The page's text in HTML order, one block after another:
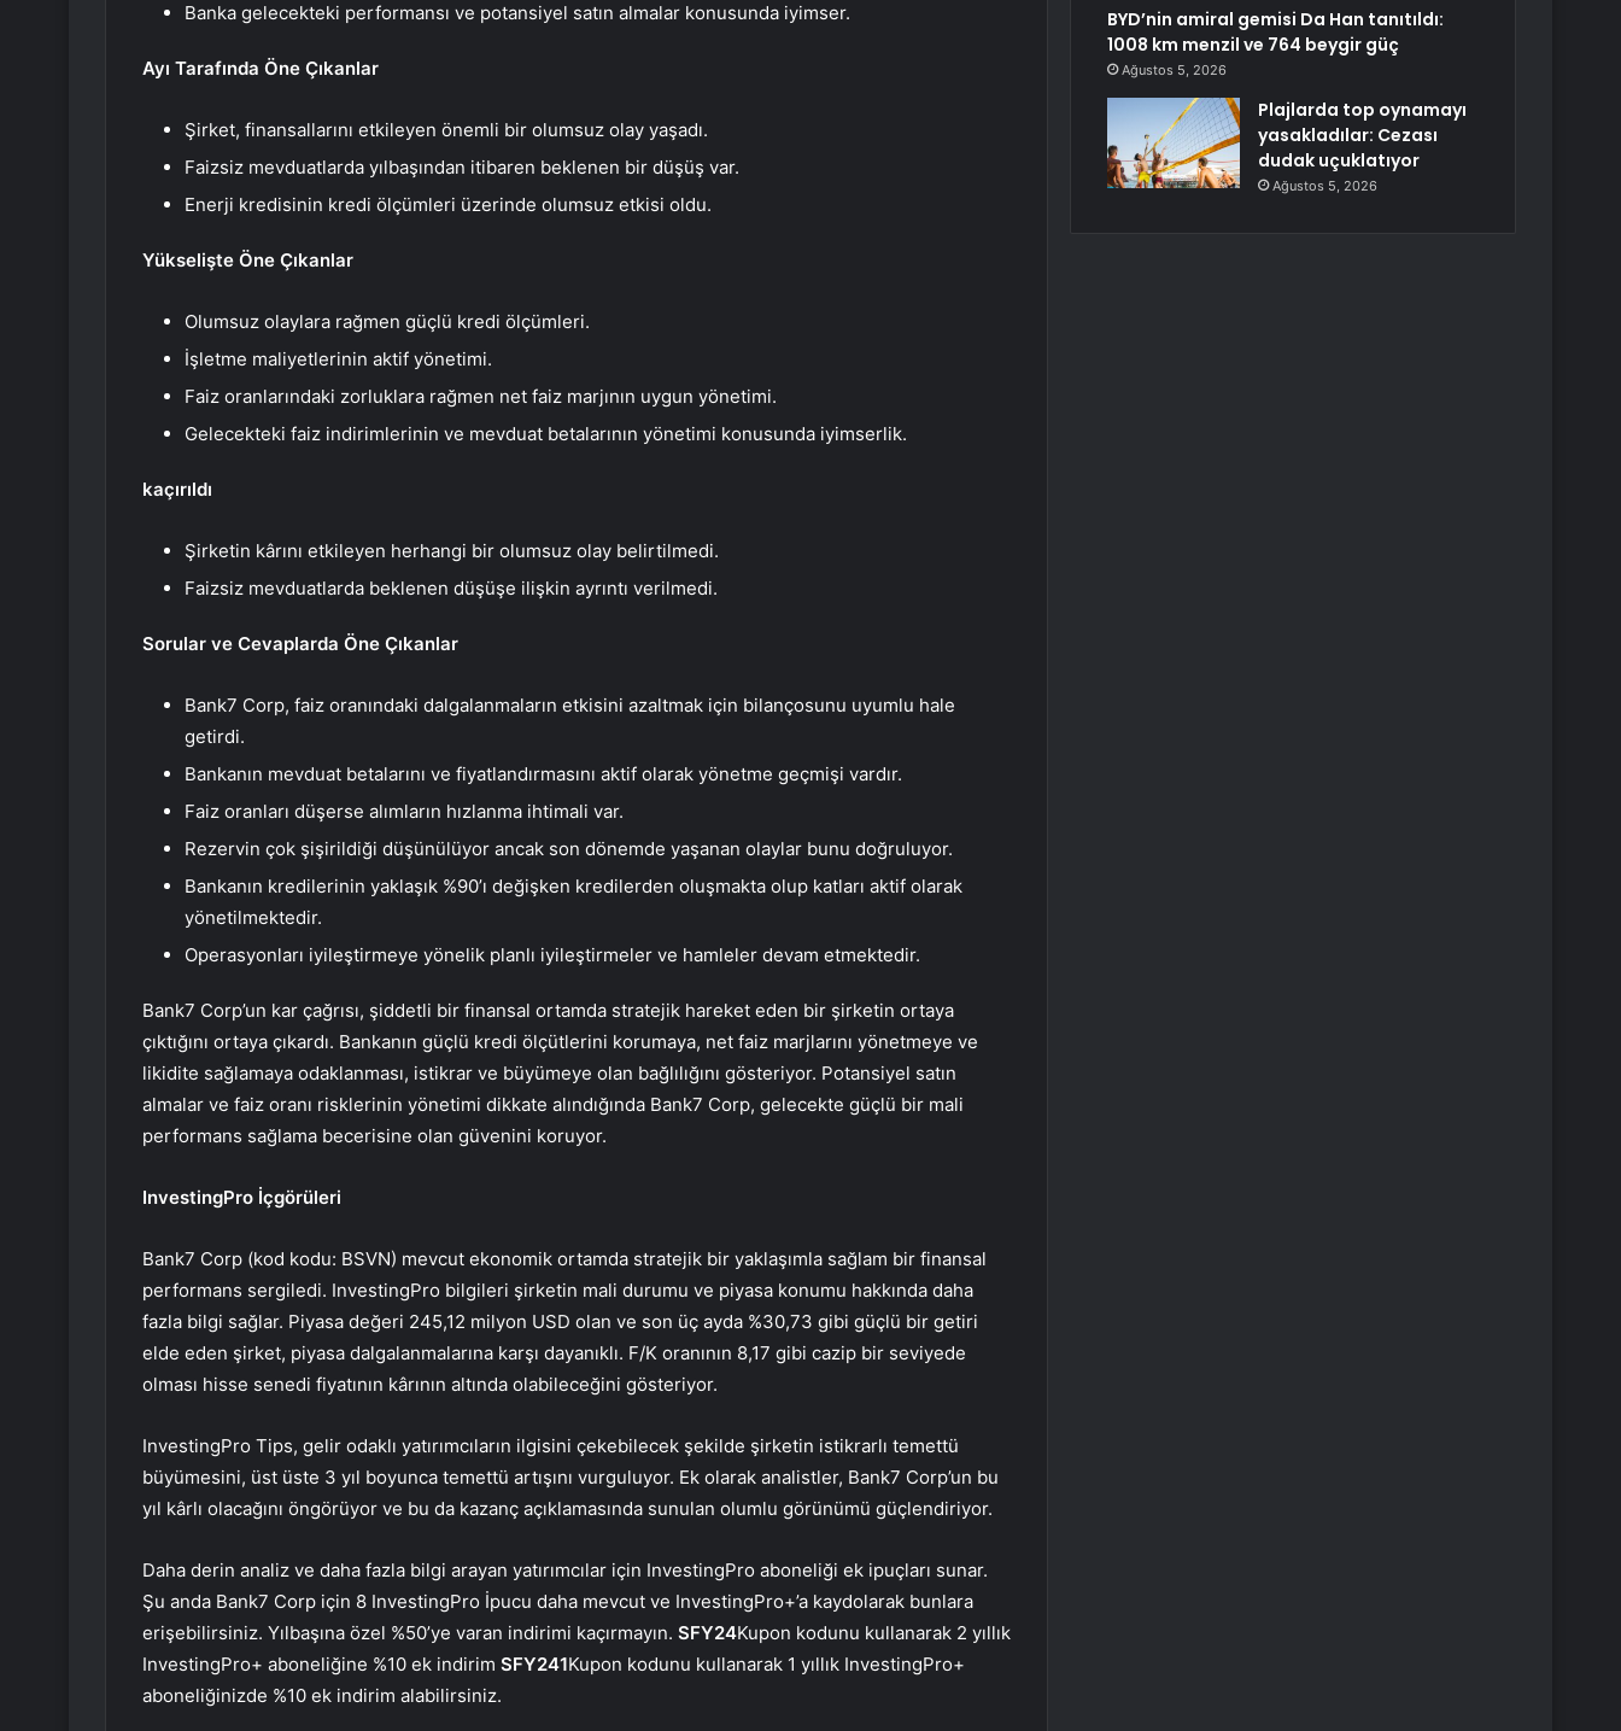
Banka gelecekteki performansı ve potansiyel satın almalar konusunda iyimser.
Ayı Tarafında Öne Çıkanlar
Şirket, finansallarını etkileyen önemli bir olumsuz olay yaşadı.
Faizsiz mevduatlarda yılbaşından itibaren beklenen bir düşüş var.
Enerji kredisinin kredi ölçümleri üzerinde olumsuz etkisi oldu.
Yükselişte Öne Çıkanlar
Olumsuz olaylara rağmen güçlü kredi ölçümleri.
İşletme maliyetlerinin aktif yönetimi.
Faiz oranlarındaki zorluklara rağmen net faiz marjının uygun yönetimi.
Gelecekteki faiz indirimlerinin ve mevduat betalarının yönetimi konusunda iyimserlik.
kaçırıldı
Şirketin kârını etkileyen herhangi bir olumsuz olay belirtilmedi.
Faizsiz mevduatlarda beklenen düşüşe ilişkin ayrıntı verilmedi.
Sorular ve Cevaplarda Öne Çıkanlar
Bank7 Corp, faiz oranındaki dalgalanmaların etkisini azaltmak için bilançosunu uyumlu hale
getirdi.
Bankanın mevduat betalarını ve fiyatlandırmasını aktif olarak yönetme geçmişi vardır.
Faiz oranları düşerse alımların hızlanma ihtimali var.
Rezervin çok şişirildiği düşünülüyor ancak son dönemde yaşanan olaylar bunu doğruluyor.
Bankanın kredilerinin yaklaşık %90’ı değişken kredilerden oluşmakta olup katları aktif olarak
yönetilmektedir.
Operasyonları iyileştirmeye yönelik planlı iyileştirmeler ve hamleler devam etmektedir.
Bank7 Corp’un kar çağrısı, şiddetli bir finansal ortamda stratejik hareket eden bir şirketin ortaya
çıktığını ortaya çıkardı. Bankanın güçlü kredi ölçütlerini korumaya, net faiz marjlarını yönetmeye ve
likidite sağlamaya odaklanması, istikrar ve büyümeye olan bağlılığını gösteriyor. Potansiyel satın
almalar ve faiz oranı risklerinin yönetimi dikkate alındığında Bank7 Corp, gelecekte güçlü bir mali
performans sağlama becerisine olan güvenini koruyor.
InvestingPro İçgörüleri
Bank7 Corp (kod kodu: BSVN) mevcut ekonomik ortamda stratejik bir yaklaşımla sağlam bir finansal
performans sergiledi. InvestingPro bilgileri şirketin mali durumu ve piyasa konumu hakkında daha
fazla bilgi sağlar. Piyasa değeri 245,12 milyon USD olan ve son üç ayda %30,73 gibi güçlü bir getiri
elde eden şirket, piyasa dalgalanmalarına karşı dayanıklı. F/K oranının 8,17 gibi cazip bir seviyede
olması hisse senedi fiyatının kârının altında olabileceğini gösteriyor.
InvestingPro Tips, gelir odaklı yatırımcıların ilgisini çekebilecek şekilde şirketin istikrarlı temettü
büyümesini, üst üste 3 yıl boyunca temettü artışını vurguluyor. Ek olarak analistler, Bank7 Corp’un bu
yıl kârlı olacağını öngörüyor ve bu da kazanç açıklamasında sunulan olumlu görünümü güçlendiriyor.
Daha derin analiz ve daha fazla bilgi arayan yatırımcılar için InvestingPro aboneliği ek ipuçları sunar.
Şu anda Bank7 Corp için 8 InvestingPro İpucu daha mevcut ve InvestingPro+’a kaydolarak bunlara
erişebilirsiniz. Yılbaşına özel %50’ye varan indirimi kaçırmayın. SFY24Kupon kodunu kullanarak 2 yıllık
InvestingPro+ aboneliğine %10 ek indirim SFY241Kupon kodunu kullanarak 1 yıllık InvestingPro+
aboneliğinizde %10 ek indirim alabilirsiniz.
BYD’nin amiral gemisi Da Han tanıtıldı:
1008 km menzil ve 764 beygir güç
Ağustos 5, 2026
Plajlarda top oynamayı
yasakladılar: Cezası
dudak uçuklatıyor
Ağustos 5, 2026